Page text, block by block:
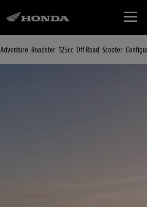
Adventure Roadster 125cc Off Road Scooter